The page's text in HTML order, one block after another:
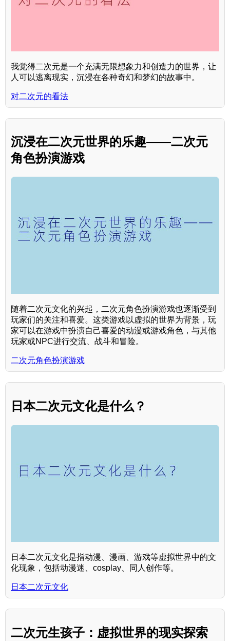
我觉得二次元是一个充满无限想象力和创造力的世界，让
人可以逃离现实，沉浸在各种奇幻和梦幻的故事中。
对二次元的看法
沉浸在二次元世界的乐趣——二次元
角色扮演游戏
随着二次元文化的兴起，二次元角色扮演游戏也逐渐受到
玩家们的关注和喜爱。这类游戏以虚拟的世界为背景，玩
家可以在游戏中扮演自己喜爱的动漫或游戏角色，与其他
玩家或NPC进行交流、战斗和冒险。
二次元角色扮演游戏
日本二次元文化是什么？
日本二次元文化是指动漫、漫画、游戏等虚拟世界中的文
化现象，包括动漫迷、cosplay、同人创作等。
日本二次元文化
二次元生孩子：虚拟世界的现实探索